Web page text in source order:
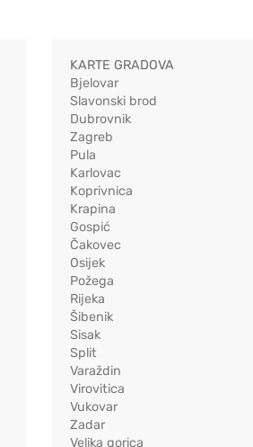
KARTE GRADOVA
Bjelovar
Slavonski brod
Dubrovnik
Zagreb
Pula
Karlovac
Koprivnica
Krapina
Gospić
Čakovec
Osijek
Požega
Rijeka
Šibenik
Sisak
Split
Varaždin
Virovitica
Vukovar
Zadar
Velika gorica